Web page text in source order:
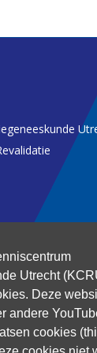
Utrecht
Deze
andere
cookies